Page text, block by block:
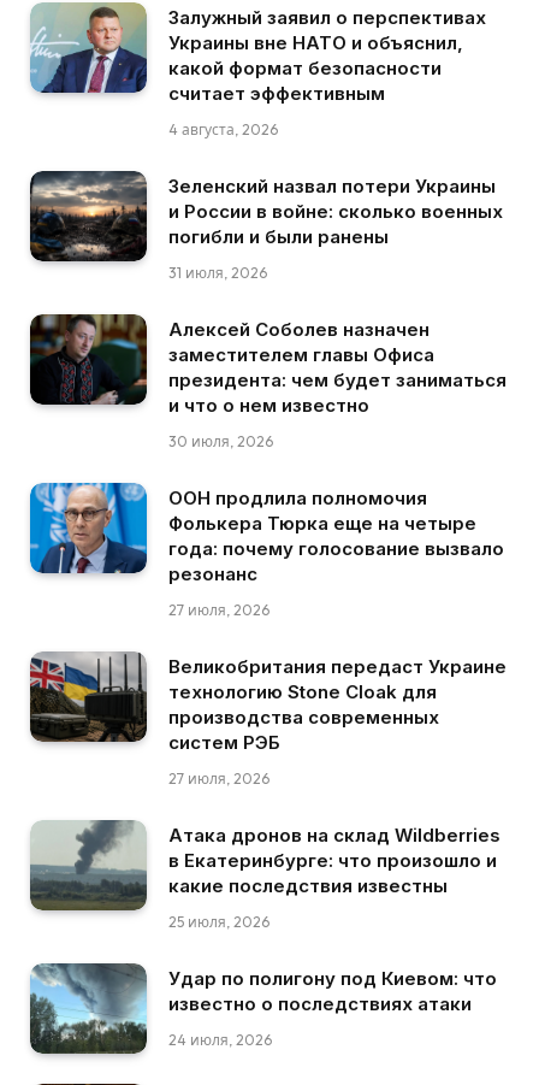
Залужный заявил о перспективах
Украины вне НАТО и объяснил,
какой формат безопасности
считает эффективным
4 августа, 2026
Зеленский назвал потери Украины
и России в войне: сколько военных
погибли и были ранены
31 июля, 2026
Алексей Соболев назначен
заместителем главы Офиса
президента: чем будет заниматься
и что о нем известно
30 июля, 2026
ООН продлила полномочия
Фолькера Тюрка еще на четыре
года: почему голосование вызвало
резонанс
27 июля, 2026
Великобритания передаст Украине
технологию Stone Cloak для
производства современных
систем РЭБ
27 июля, 2026
Атака дронов на склад Wildberries
в Екатеринбурге: что произошло и
какие последствия известны
25 июля, 2026
Удар по полигону под Киевом: что
известно о последствиях атаки
24 июля, 2026